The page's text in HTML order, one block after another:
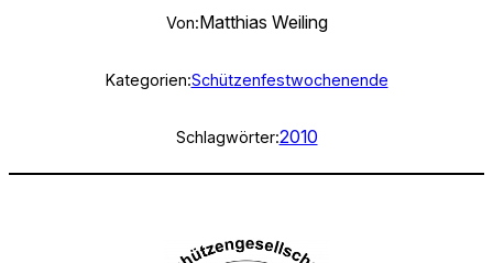
Von:Matthias Weiling
Kategorien:Schützenfestwochenende
Schlagwörter:2010